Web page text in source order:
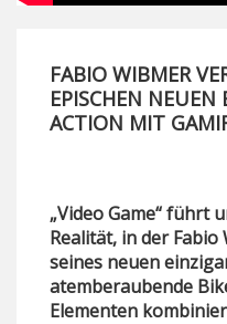
FABIO WIBMER
EPISCHEN
ACTION MIT
„Video Game“ führt
Realität, in der
seines neuen
atemberaubende
Elementen